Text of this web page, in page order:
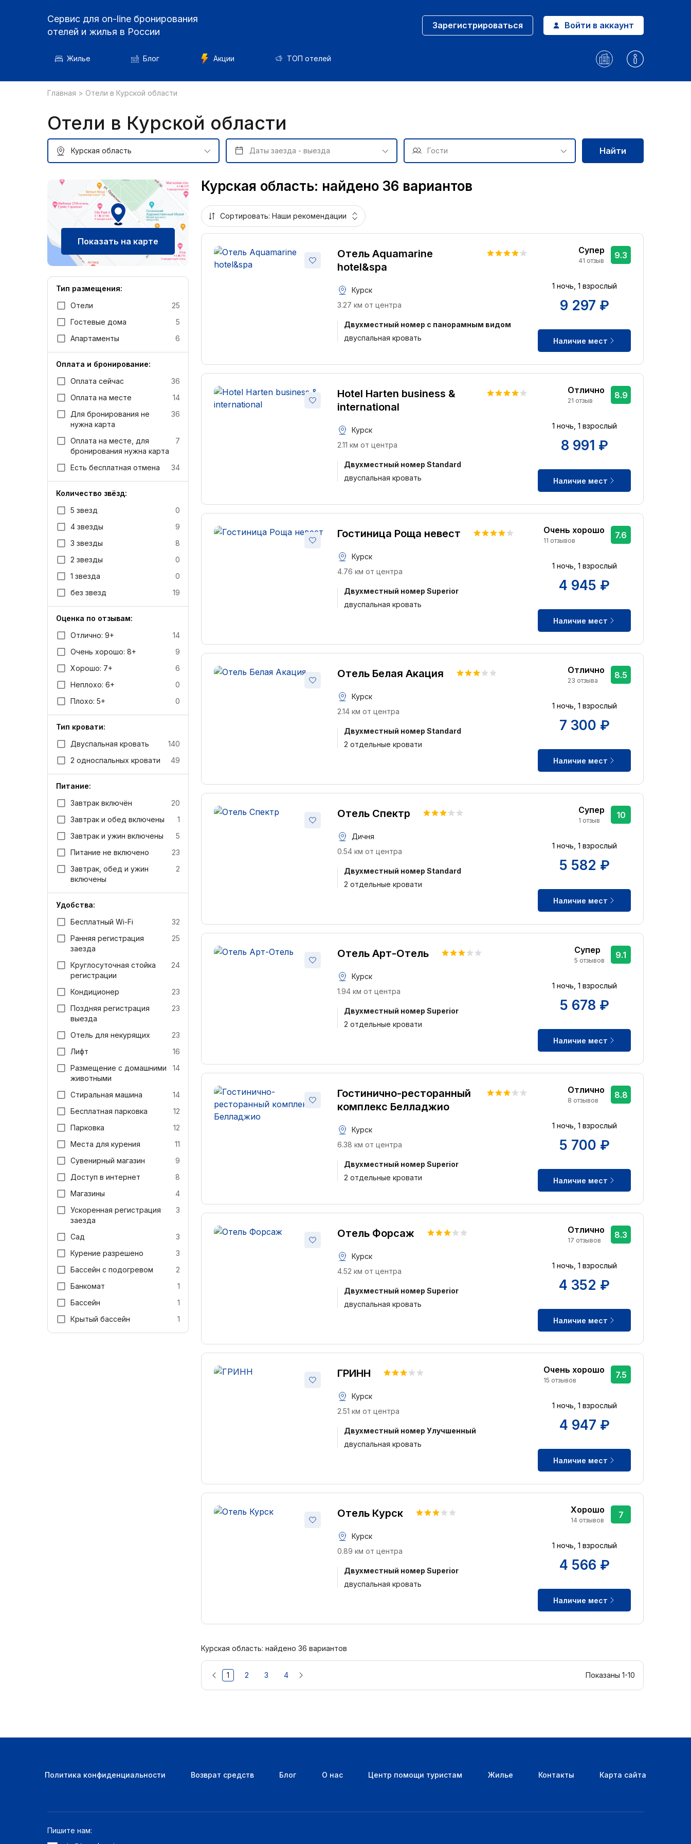
Сервис для on-line бронирования
отелей и жилья в России
Зарегистрироваться Войти в аккаунт
Жилье Блог Акции ТОП отелей
Главная > Отели в Курской области
Отели в Курской области
Найти
Курская область: найдено 36 вариантов
Сортировать: Наши рекомендации
Отель Aquamarine
hotel&spa
Курск
3.27 км от центра
Двухместный номер с панорамным видом
двуспальная кровать
Супер
41 отзыв
9.3
1 ночь, 1 взрослый
9 297 ₽
Наличие мест
Hotel Harten business &
international
Курск
2.11 км от центра
Двухместный номер Standard
двуспальная кровать
Отлично
21 отзыв
8.9
1 ночь, 1 взрослый
8 991 ₽
Наличие мест
Гостиница Роща невест
Курск
4.76 км от центра
Двухместный номер Superior
двуспальная кровать
Очень хорошо
11 отзывов
7.6
1 ночь, 1 взрослый
4 945 ₽
Наличие мест
Отель Белая Акация
Курск
2.14 км от центра
Двухместный номер Standard
2 отдельные кровати
Отлично
23 отзыва
8.5
1 ночь, 1 взрослый
7 300 ₽
Наличие мест
Отель Спектр
Дичня
0.54 км от центра
Двухместный номер Standard
2 отдельные кровати
Супер
1 отзыв
10
1 ночь, 1 взрослый
5 582 ₽
Наличие мест
Отель Арт-Отель
Курск
1.94 км от центра
Двухместный номер Superior
2 отдельные кровати
Супер
5 отзывов
9.1
1 ночь, 1 взрослый
5 678 ₽
Наличие мест
Гостинично-ресторанный
комплекс Белладжио
Курск
6.38 км от центра
Двухместный номер Superior
2 отдельные кровати
Отлично
8 отзывов
8.8
1 ночь, 1 взрослый
5 700 ₽
Наличие мест
Отель Форсаж
Курск
4.52 км от центра
Двухместный номер Superior
двуспальная кровать
Отлично
17 отзывов
8.3
1 ночь, 1 взрослый
4 352 ₽
Наличие мест
ГРИНН
Курск
2.51 км от центра
Двухместный номер Улучшенный
двуспальная кровать
Очень хорошо
15 отзывов
7.5
1 ночь, 1 взрослый
4 947 ₽
Наличие мест
Отель Курск
Курск
0.89 км от центра
Двухместный номер Superior
двуспальная кровать
Хорошо
14 отзывов
7
1 ночь, 1 взрослый
4 566 ₽
Наличие мест
Курская область: найдено 36 вариантов
1 2 3 4 Показаны 1-10
Показать на карте
Тип размещения:
Отели
25
Гостевые дома
5
Апартаменты
6
Оплата и бронирование:
Оплата сейчас
36
Оплата на месте
14
Для бронирования не
нужна карта
36
Оплата на месте, для
бронирования нужна карта
7
Есть бесплатная отмена 34
Количество звёзд:
5 звезд
0
4 звезды
9
3 звезды
8
2 звезды
0
1 звезда
0
без звезд
19
Оценка по отзывам:
Отлично: 9+
14
Очень хорошо: 8+
9
Хорошо: 7+
6
Неплохо: 6+
0
Плохо: 5+
0
Тип кровати:
Двуспальная кровать
140
2 односпальных кровати
49
Питание:
Завтрак включён
20
Завтрак и обед включены
1
Завтрак и ужин включены
5
Питание не включено
23
Завтрак, обед и ужин
включены
2
Удобства:
Бесплатный Wi-Fi
32
Ранняя регистрация
заезда
25
Круглосуточная стойка
регистрации
24
Кондиционер
23
Поздняя регистрация
выезда
23
Отель для некурящих
23
Лифт
16
Размещение с домашними
животными
14
Стиральная машина
14
Бесплатная парковка
12
Парковка
12
Места для курения
11
Сувенирный магазин
9
Доступ в интернет
8
Магазины
4
Ускоренная регистрация
заезда
3
Сад
3
Курение разрешено
3
Бассейн с подогревом
2
Банкомат
1
Бассейн
1
Крытый бассейн
1
Политика конфиденциальности Возврат средств Блог О нас Центр помощи туристам Жилье Контакты Карта сайта
Пишите нам: